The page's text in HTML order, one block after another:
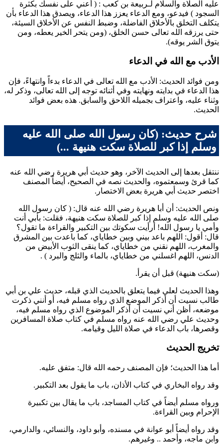
عليه الصلاة والسلام لـربيعة بن كعب : ( أعني على نفسك بكثرة
السجود ) فيدعو، ومع الدعاء يعزز هذا الدعاء، ويصدق هذا الدعاء بأن
يتكلف التخلق بالأخلاق الفاضلة، وضبط النفس عن الأخلاق السيئة،
حتى يرزقه الله تعالى حسن الخلق، (ومن يتحر الخير يعطه، ومن
يتوق الشر يوقه).
الأدب مع الله في الدعاء
ومن فوائد الحديث: الأدب مع الله تعالى في الدعاء بدءاً وانتهاءً، فإن
هذا الدعاء في بدايته ونهايته وفي أثنائه توجه إلى الله تعالى، وذكر له،
وثناء عليه، واعتراف بجميله اللاحق والسابق. هذه بعض فوائد
الحديث.
شرح حديث: (كان رسول الله صلى الله عليه
وسلم إذا كبر للصلاة سكت هنيهة ...)
ننتقل بعدها إلى الحديث الآخر، وهو حديث أبي هريرة رضي الله عنه
كما قرئ وسمعتموه، والحديث نصه في الصحيح، أيضاً المصنف
اختصر حديث أبي هريرة بعض الاختصار.
ونص الحديث: أن أبا هريرة رضي الله عنه قال: ( كان رسول الله
صلى الله عليه وسلم إذا كبر للصلاة سكت هنيهة، فقلت: بأبي أنت
وأمي يا رسول الله! أرأيت سكوتك بين التكبير والقراءة ما تقول؟
قال: أقول: اللهم باعد بيني وبين خطاياي، كما باعدت بين المشرق
والمغرب، اللهم نقني من خطاياي، كما ينقى الثوب الأبيض من
الدنس، اللهم اغسلني من خطاياي، بالماء والثلج والبرد ) .
(سكت هنيهة) قبل أن يقرأ.
وهذا الحديث لعلي فيما يتعلق بالحديث الذي قبله، حديث علي بن أبي
طالب نسيت أن أذكر الموضع الذي رواه مسلم فيه، أو أنني ذكرت
موضعه، أظن أني نسيت أن أذكر الموضوع الذي رواه مسلم فيه،
وحديث علي رضي الله عنه رواه مسلم في كتاب صلاة المسافرين
وقصرها، باب الدعاء في صلاة الليل وقيامه.
تخريج الحديث
أما هذا الحديث؛ فإن المصنف رحمه الله قال: متفق عليه.
وقد رواه البخاري في كتاب الأذان، باب ما يقول بعد التكبير.
ورواه مسلم
أيضاً في كتاب المساجد، باب ما يقال بين تكبيرة
الإحرام وبين القراءة.
وقد رواه أيضاً أبو عوانة في مسنده، و أبو داود، و النسائي، و الدارمي،
و ابن ماجه، و أحمد .. وغيرهم.